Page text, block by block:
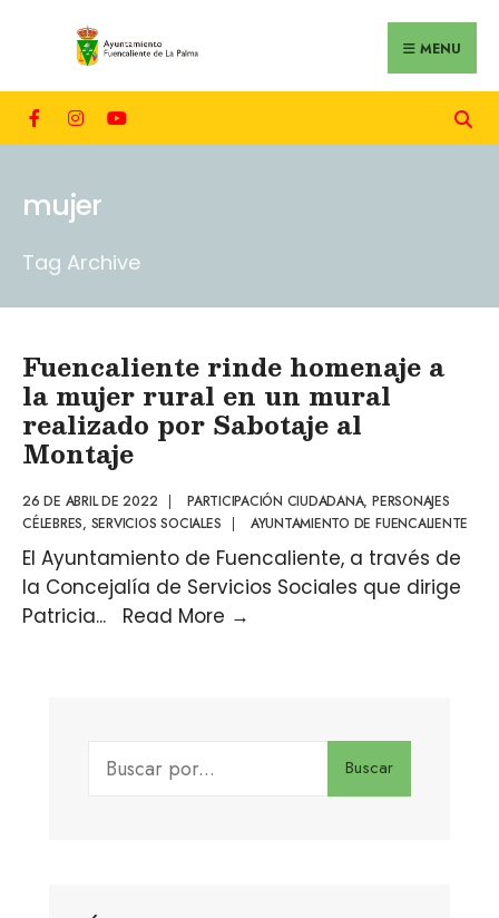
MENU
mujer
Tag Archive
Fuencaliente rinde homenaje a
la mujer rural en un mural
realizado por Sabotaje al
Montaje
26 DE ABRIL DE 2022 | PARTICIPACIÓN CIUDADANA, PERSONAJES
CÉLEBRES, SERVICIOS SOCIALES | AYUNTAMIENTO DE FUENCALIENTE
El Ayuntamiento de Fuencaliente, a través de
la Concejalía de Servicios Sociales que dirige
Patricia... Read More →
Buscar